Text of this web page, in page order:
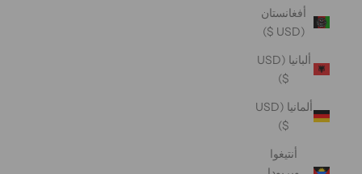
أفغانستان
(USD $)
ألبانيا (USD
$)
ألمانيا (USD
$)
أنتيغوا